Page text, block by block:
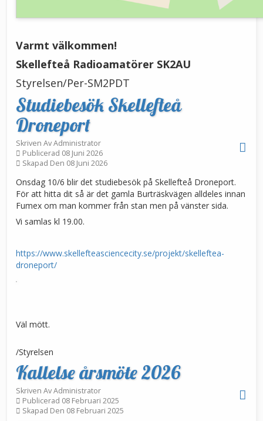
Varmt välkommen!
Skellefteå Radioamatörer SK2AU
Styrelsen/Per-SM2PDT
Studiebesök Skellefteå
Droneport
Skriven AvAdministrator
Publicerad 08 Juni 2026
Skapad Den 08 Juni 2026
Onsdag 10/6 blir det studiebesök på Skellefteå Droneport.
För att hitta dit så är det gamla Burträskvägen alldeles innan
Fumex om man kommer från stan men på vänster sida.
Vi samlas kl 19.00.
https://www.skellefteasciencecity.se/projekt/skelleftea-
droneport/
Väl mött.
/Styrelsen
Kallelse årsmöte 2026
Skriven AvAdministrator
Publicerad 08 Februari 2025
Skapad Den 08 Februari 2025